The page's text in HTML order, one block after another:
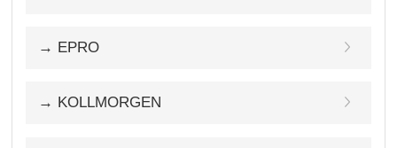
→ EPRO
→ KOLLMORGEN